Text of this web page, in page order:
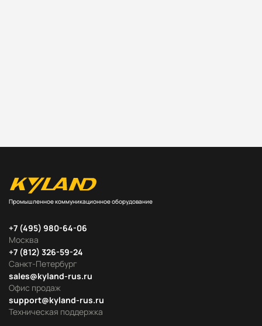
Промышленное коммуникационное оборудование
Москва
+7 (495) 980-64-06
Офис продаж
sales@kyland-rus.ru
Санкт-Петербург
+7 (812) 326-59-24
Техническая поддержка
support@kyland-rus.ru